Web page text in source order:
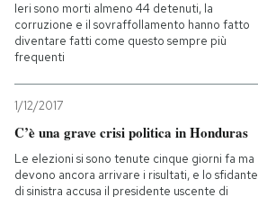
Ieri sono morti almeno 44 detenuti, la
corruzione e il sovraffollamento hanno fatto
diventare fatti come questo sempre più
frequenti
1/12/2017
C’è una grave crisi politica in Honduras
Le elezioni si sono tenute cinque giorni fa ma
devono ancora arrivare i risultati, e lo sfidante
di sinistra accusa il presidente uscente di